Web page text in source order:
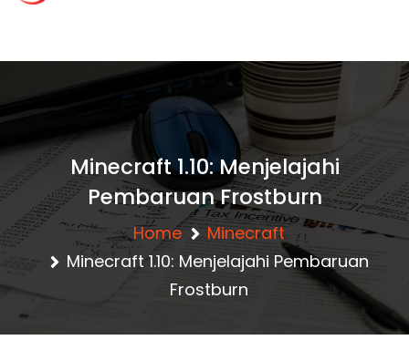
c
lansgaming.id – R
ahasia Clash of Cla
ns Terbaru
Minecraft 1.10: Menjelajahi
Pembaruan Frostburn
Home
Minecraft
Minecraft 1.10: Menjelajahi Pembaruan
Frostburn